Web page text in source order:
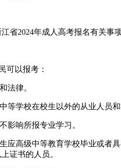
省2024年成人高考报名有关事
可以报考：
法律。
等学校在校生以外的从业人员和
影响所报专业学习。
应高级中等教育学校毕业或者
证书的人员。